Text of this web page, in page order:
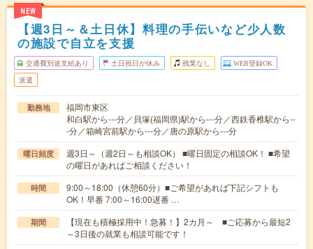
NEW
【週3日～＆土日休】料理の手伝いなど少人数
の施設で自立を支援
交通費別途支給あり 土日祝日が休み 残業なし WEB登録OK
派遣
勤務地
福岡市東区
和白駅から---分／貝塚(福岡県)駅から---分／西鉄香椎駅から--
-分／箱崎宮前駅から---分／唐の原駅から---分
曜日頻度
週3日～（週2日～も相談OK） ■曜日固定の相談OK！ ■希望
の曜日があればご相談ください！
時間
9:00～18:00（休憩60分）■ご希望があれば下記シフトも
OK！早番 7:00～16:00遅番 …
期間
【現在も積極採用中！急募！】2カ月～ ■ご応募から最短2
～3日後の就業も相談可能です！